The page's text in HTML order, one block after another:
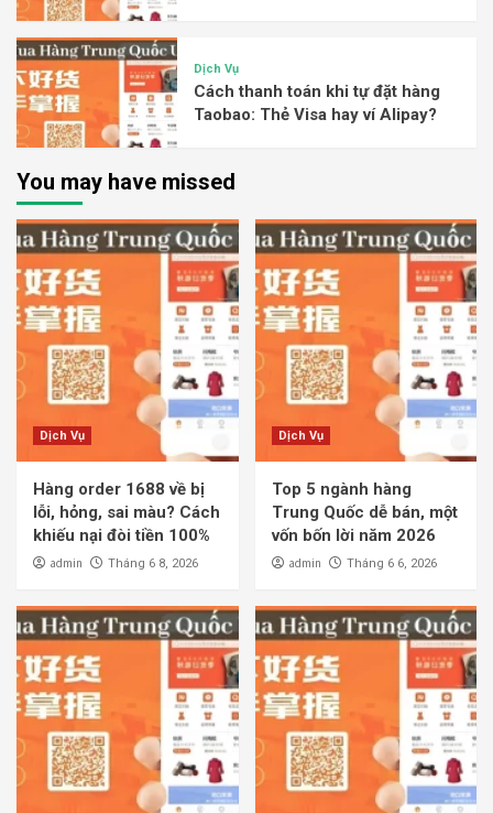
Dịch Vụ
Cách thanh toán khi tự đặt hàng
Taobao: Thẻ Visa hay ví Alipay?
You may have missed
Dịch Vụ
Hàng order 1688 về bị
lỗi, hỏng, sai màu? Cách
khiếu nại đòi tiền 100%
admin Tháng 6 8, 2026
Dịch Vụ
Top 5 ngành hàng
Trung Quốc dễ bán, một
vốn bốn lời năm 2026
admin Tháng 6 6, 2026